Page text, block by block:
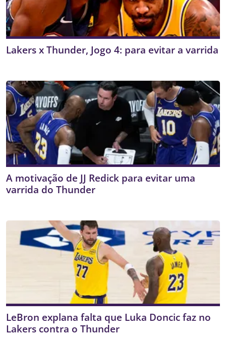
Lakers x Thunder, Jogo 4: para evitar a varrida
A motivação de JJ Redick para evitar uma
varrida do Thunder
LeBron explana falta que Luka Doncic faz no
Lakers contra o Thunder